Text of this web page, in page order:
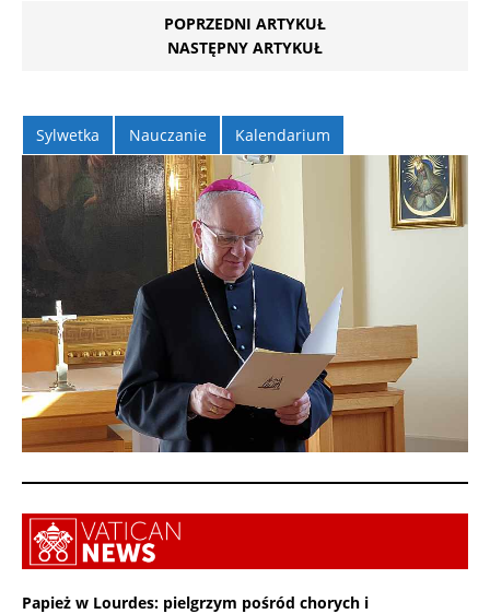
POPRZEDNI ARTYKUŁ
NASTĘPNY ARTYKUŁ
Sylwetka Nauczanie Kalendarium
Papież w Lourdes: pielgrzym pośród chorych i